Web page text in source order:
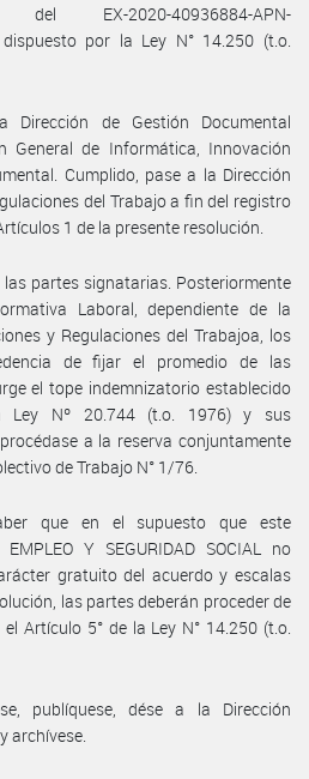
del EX-2020-40936884-APN-
por la Ley N° 14.250 (t.o.
Dirección de Gestión Documental
General de Informática, Innovación
Cumplido, pase a la Dirección
del Trabajo a fin del registro
1 de la presente resolución.
las partes signatarias. Posteriormente
Laboral, dependiente de la
y Regulaciones del Trabajoa, los
de fijar el promedio de las
el tope indemnizatorio establecido
Nº 20.744 (t.o. 1976) y sus
a la reserva conjuntamente
de Trabajo N° 1/76.
que en el supuesto que este
EMPLEO Y SEGURIDAD SOCIAL no
gratuito del acuerdo y escalas
las partes deberán proceder de
Artículo 5° de la Ley N° 14.250 (t.o.
publíquese, dése a la Dirección
archívese.